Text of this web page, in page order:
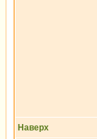
Наверх